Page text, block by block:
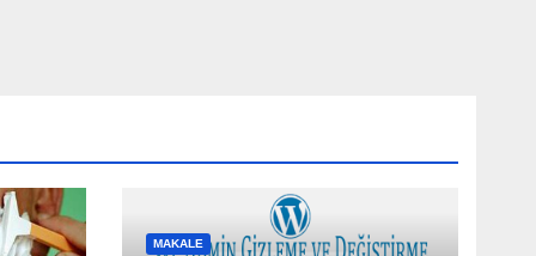
MAKALE